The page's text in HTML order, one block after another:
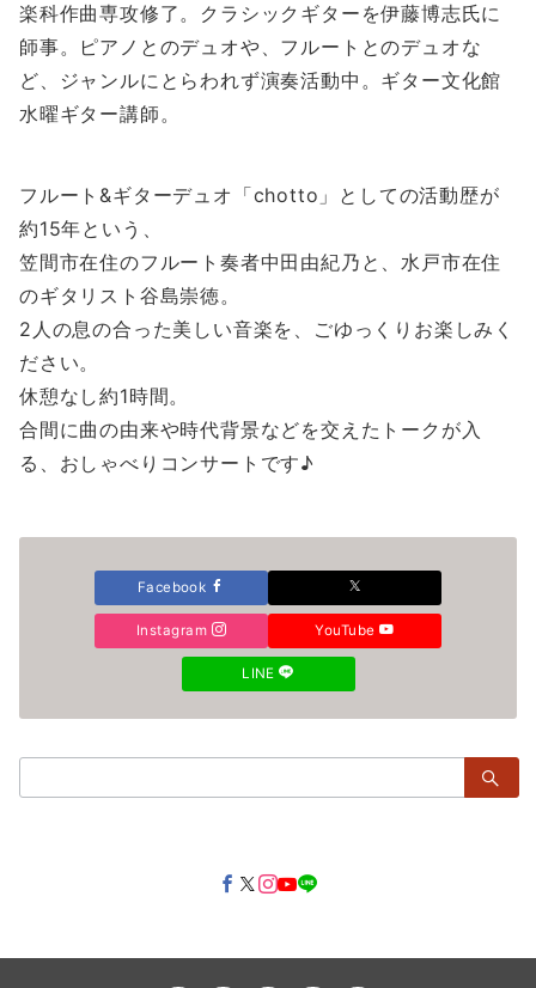
楽科作曲専攻修了。クラシックギターを伊藤博志氏に
師事。ピアノとのデュオや、フルートとのデュオな
ど、ジャンルにとらわれず演奏活動中。ギター文化館
水曜ギター講師。
フルート&ギターデュオ「chotto」としての活動歴が
約15年という、
笠間市在住のフルート奏者中田由紀乃と、水戸市在住
のギタリスト谷島崇徳。
2人の息の合った美しい音楽を、ごゆっくりお楽しみく
ださい。
休憩なし約1時間。
合間に曲の由来や時代背景などを交えたトークが入
る、おしゃべりコンサートです♪
Facebook
Instagram YouTube
LINE
索：